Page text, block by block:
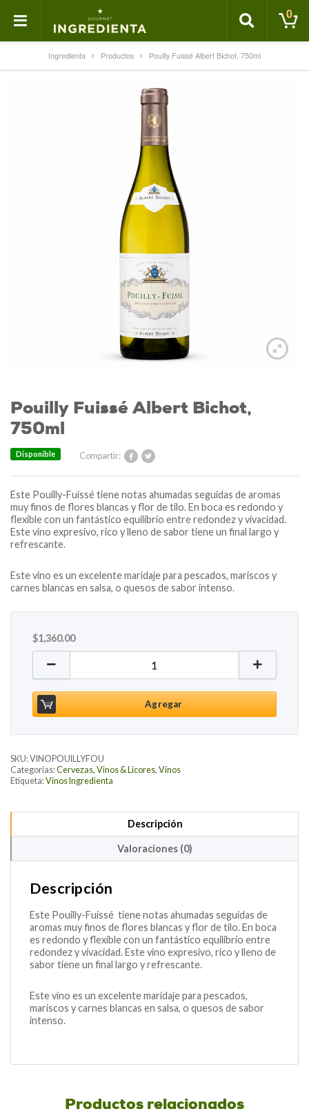
0
Ingredienta Productos Pouilly Fuissé Albert Bichot, 750ml
Pouilly Fuissé Albert Bichot,
750ml
Compartir:
Disponible
Este Pouilly-Fuissé tiene notas ahumadas seguidas de aromas
muy finos de flores blancas y flor de tilo. En boca es redondo y
flexible con un fantástico equilibrio entre redondez y vivacidad.
Este vino expresivo, rico y lleno de sabor tiene un final largo y
refrescante.
Este vino es un excelente maridaje para pescados, mariscos y
carnes blancas en salsa, o quesos de sabor intenso.
$1,360.00
Pouilly Fuissé Albert Bichot, 750ml cantidad
Agregar
SKU:VINOPOUILLYFOU
Categorías:Cervezas, Vinos & Licores, Vinos
Etiqueta:Vinos Ingredienta
Descripción
Valoraciones (0)
Descripción
Este Pouilly-Fuissé tiene notas ahumadas seguidas de
aromas muy finos de flores blancas y flor de tilo. En boca
es redondo y flexible con un fantástico equilibrio entre
redondez y vivacidad. Este vino expresivo, rico y lleno de
sabor tiene un final largo y refrescante.
Este vino es un excelente maridaje para pescados,
mariscos y carnes blancas en salsa, o quesos de sabor
intenso.
Productos relacionados